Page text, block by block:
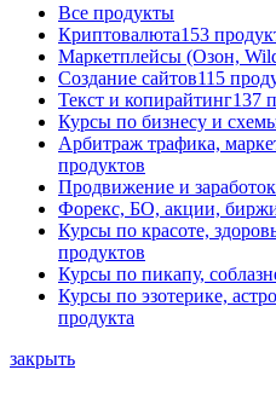
Все продукты
Криптовалюта153
Маркетплейсы (Озон,
Создание сайтов115
Текст и копирайтинг137
Курсы по бизнесу и
Арбитраж трафика,
продуктов
Продвижение и
Форекс, БО, акции,
Курсы по красоте,
продуктов
Курсы по пикапу,
Курсы по эзотерике,
продукта
закрыть